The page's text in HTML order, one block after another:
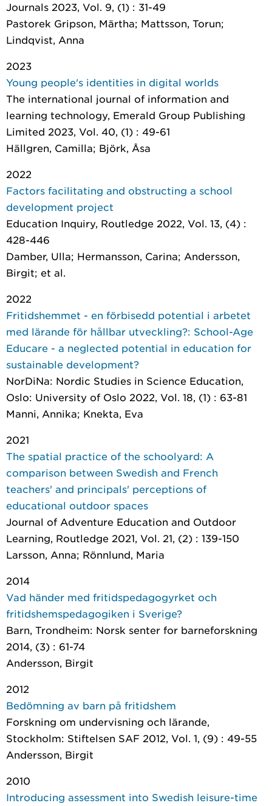
Journals 2023, Vol. 9, (1) : 31-49
Pastorek Gripson, Märtha; Mattsson, Torun;
Lindqvist, Anna
2023
Young people's identities in digital worlds
The international journal of information and
learning technology, Emerald Group Publishing
Limited 2023, Vol. 40, (1) : 49-61
Hällgren, Camilla; Björk, Åsa
2022
Factors facilitating and obstructing a school
development project
Education Inquiry, Routledge 2022, Vol. 13, (4) :
428-446
Damber, Ulla; Hermansson, Carina; Andersson,
Birgit; et al.
2022
Fritidshemmet - en förbisedd potential i arbetet
med lärande för hållbar utveckling?: School-Age
Educare - a neglected potential in education for
sustainable development?
NorDiNa: Nordic Studies in Science Education,
Oslo: University of Oslo 2022, Vol. 18, (1) : 63-81
Manni, Annika; Knekta, Eva
2021
The spatial practice of the schoolyard: A
comparison between Swedish and French
teachers' and principals' perceptions of
educational outdoor spaces
Journal of Adventure Education and Outdoor
Learning, Routledge 2021, Vol. 21, (2) : 139-150
Larsson, Anna; Rönnlund, Maria
2014
Vad händer med fritidspedagogyrket och
fritidshemspedagogiken i Sverige?
Barn, Trondheim: Norsk senter for barneforskning
2014, (3) : 61-74
Andersson, Birgit
2012
Bedömning av barn på fritidshem
Forskning om undervisning och lärande,
Stockholm: Stiftelsen SAF 2012, Vol. 1, (9) : 49-55
Andersson, Birgit
2010
Introducing assessment into Swedish leisure-time